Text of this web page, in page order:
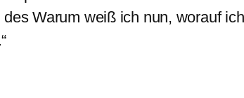
Warum weiß ich nun, worauf